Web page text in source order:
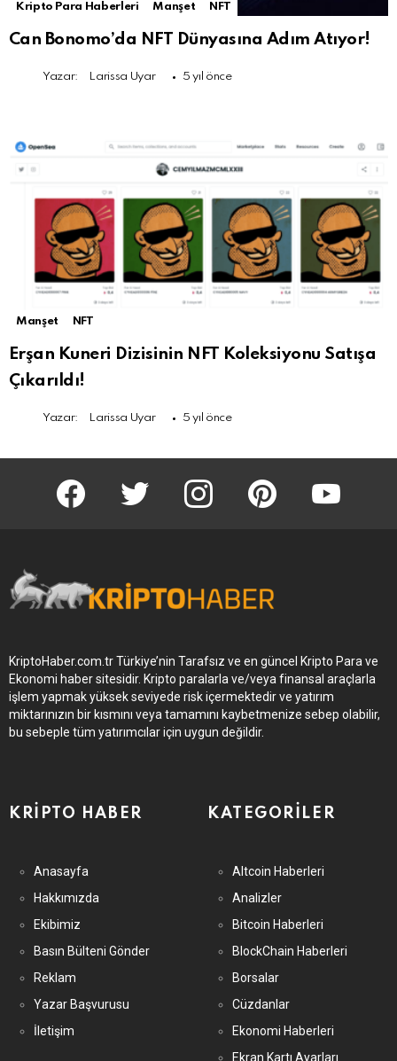
Kripto Para Haberleri Manşet NFT
Can Bonomo’da NFT Dünyasına Adım Atıyor!
Yazar: Larissa Uyar 5 yıl önce
Manşet NFT
Erşan Kuneri Dizisinin NFT Koleksiyonu Satışa
Çıkarıldı!
Yazar: Larissa Uyar 5 yıl önce
KriptoHaber Facebook
KriptoHaber TwitterKriptoHaber Instagram
pinterest KriptoHaber
KriptoHaber.com.tr Türkiye’nin Tarafsız ve en güncel Kripto Para ve
Ekonomi haber sitesidir. Kripto paralarla ve/veya finansal araçlarla
işlem yapmak yüksek seviyede risk içermektedir ve yatırım
miktarınızın bir kısmını veya tamamını kaybetmenize sebep olabilir,
bu sebeple tüm yatırımcılar için uygun değildir.
KRIPTO HABER
Anasayfa
Hakkımızda
Ekibimiz
Basın Bülteni Gönder
Reklam
Yazar Başvurusu
İletişim
KATEGORILER
Altcoin Haberleri
Analizler
Bitcoin Haberleri
BlockChain Haberleri
Borsalar
Cüzdanlar
Ekonomi Haberleri
Ekran Kartı Ayarları